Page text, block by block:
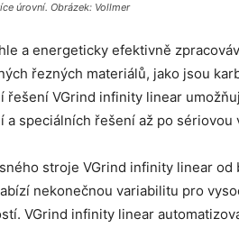
úrovní. Obrázek: Vollmer
a energeticky efektivně
řezných materiálů, jako jsou
řešení VGrind infinity linear
a speciálních řešení až po sériovou
stroje VGrind infinity linear
nekonečnou variabilitu pro
VGrind infinity linear